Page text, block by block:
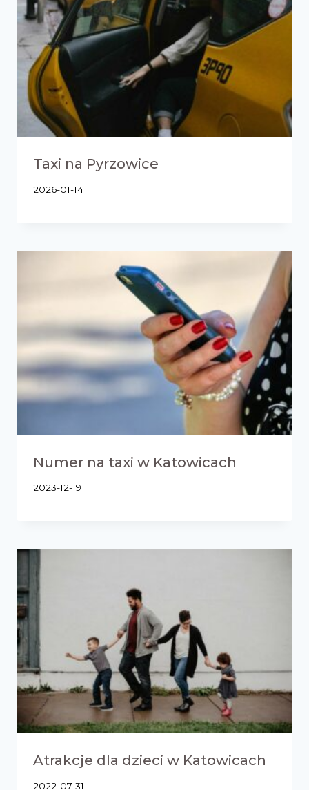
Taxi na Pyrzowice
2026-01-14
Numer na taxi w Katowicach
2023-12-19
Atrakcje dla dzieci w Katowicach
2022-07-31